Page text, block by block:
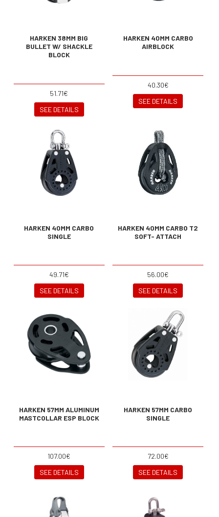
HARKEN 38MM BIG
BULLET W/ SHACKLE
BLOCK
51.71€
SEE DETAILS
HARKEN 40MM CARBO
AIRBLOCK
40.30€
SEE DETAILS
HARKEN 40MM CARBO
SINGLE
49.71€
SEE DETAILS
HARKEN 40MM CARBO T2
SOFT- ATTACH
56.00€
SEE DETAILS
HARKEN 57MM ALUMINUM
MASTCOLLAR ESP BLOCK
107.00€
SEE DETAILS
HARKEN 57MM CARBO
SINGLE
72.00€
SEE DETAILS